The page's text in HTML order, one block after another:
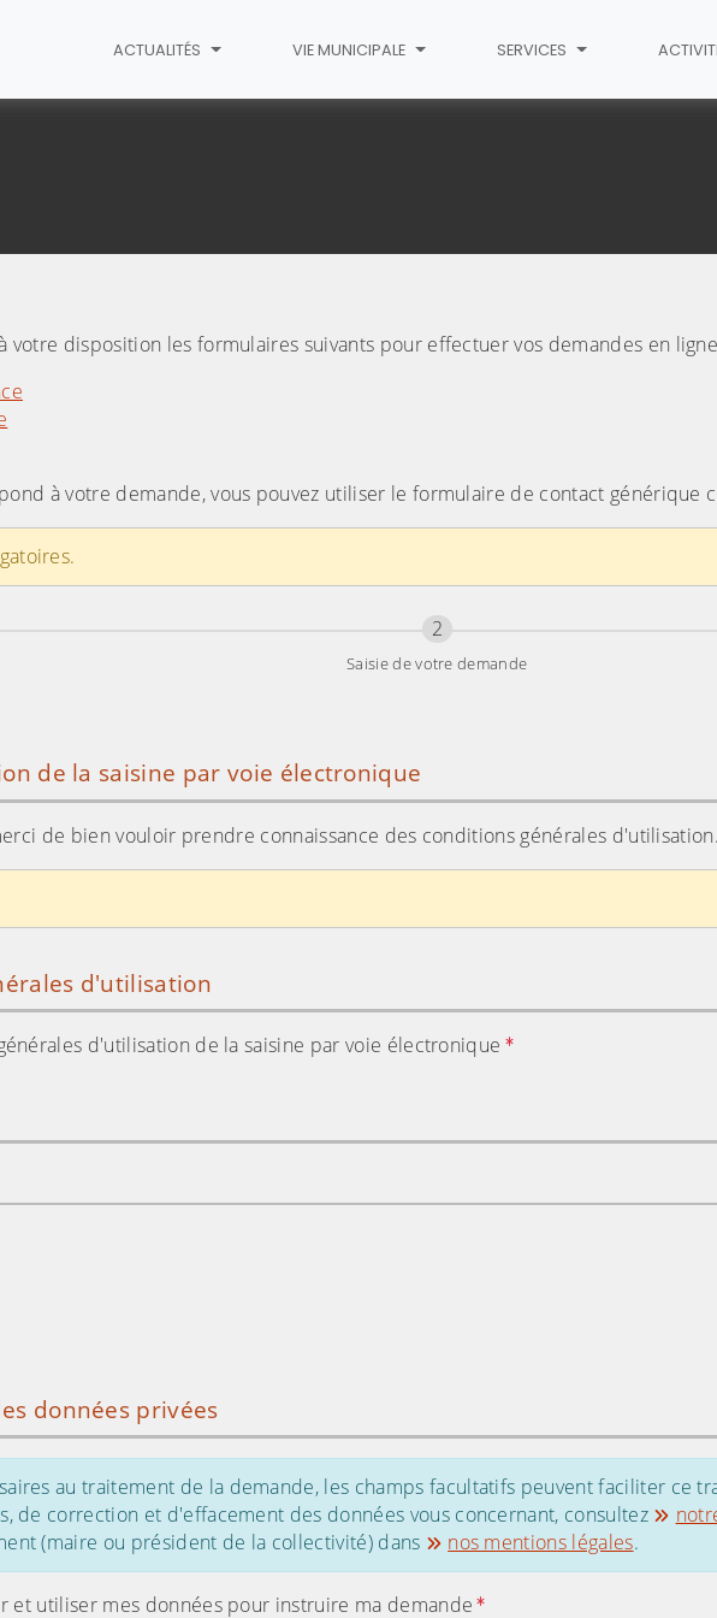
ACTUALITÉS VIE MUNICIPALE SERVICES
votre disposition les formulaires suivants pour effectuer vos demandes en
à votre demande, vous pouvez utiliser le formulaire de contact générique
Étape
2sur 3
Saisie de votre demande
de la saisine par voie électronique
de bien vouloir prendre connaissance des conditions générales d'utilisation.
d'utilisation
d'utilisation de la saisine par voie électronique
données privées
au traitement de la demande, les champs facultatifs peuvent faciliter ce
de correction et d'effacement des données vous concernant, consultez
(maire ou président de la collectivité) dans
nos mentions légales.
et utiliser mes données pour instruire ma demande